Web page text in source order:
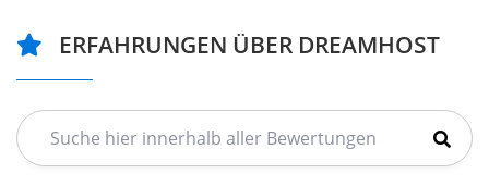
ERFAHRUNGEN ÜBER DREAMHOST